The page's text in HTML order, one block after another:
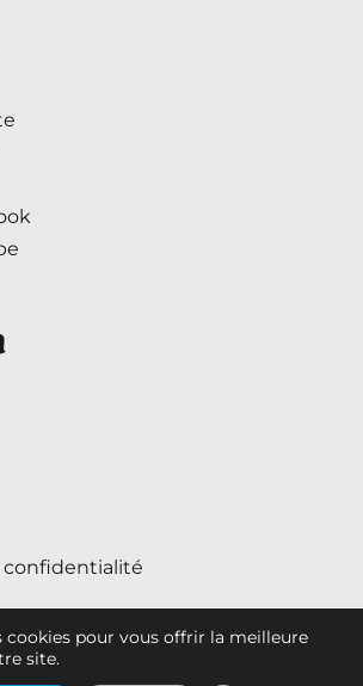
cookies pour vous offrir la meilleure
site.